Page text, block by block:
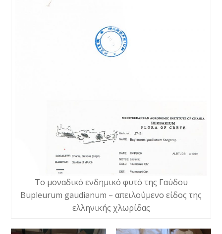
Το μοναδικό ενδημικό φυτό της Γαύδου
Bupleurum gaudianum – απειλούμενο είδος της
ελληνικής χλωρίδας